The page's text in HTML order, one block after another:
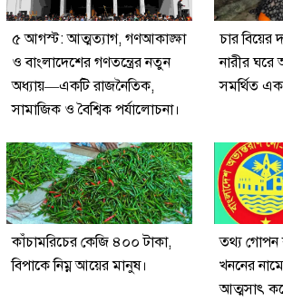
৫ আগস্ট: আত্মত্যাগ, গণআকাঙ্ক্ষা
ও বাংলাদেশের গণতন্ত্রের নতুন
অধ্যায়—একটি রাজনৈতিক,
সামাজিক ও বৈশ্বিক পর্যালোচনা।
চার বিয়ের
নারীর
সমর্থিত এক
কাঁচামরিচের কেজি ৪০০ টাকা,
বিপাকে নিম্ন আয়ের মানুষ।
তথ্য গোপন
খননের
আত্মসাৎ